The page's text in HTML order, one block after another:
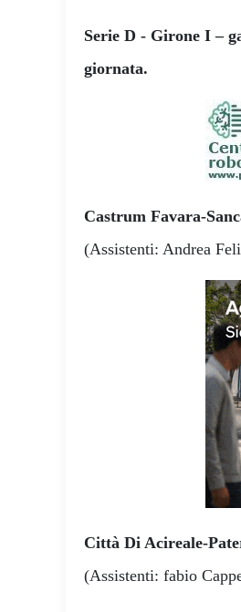
Serie D - Girone I –
giornata.
Castrum Favara-
(Assistenti: Andrea
Città Di Acireale-
(Assistenti: fabio